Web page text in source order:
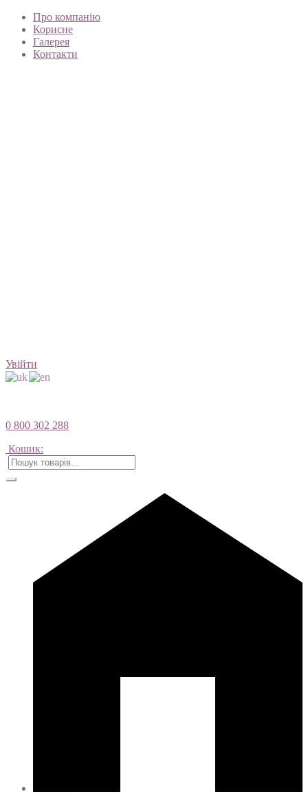
Про компанію
Корисне
Галерея
Контакти
Увійти
0 800 302 288
Кошик: